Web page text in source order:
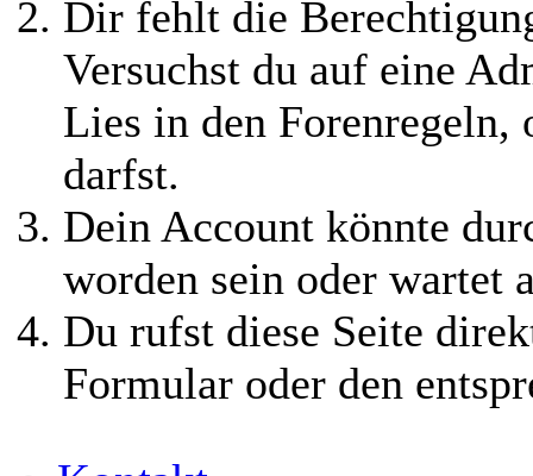
Dir fehlt die
Versuchst du auf eine
Lies in den Forenregeln,
darfst.
Dein Account könnte
worden sein oder wartet
Du rufst diese Seite
Formular oder den